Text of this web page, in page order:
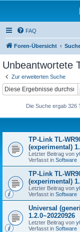
FAQ
Foren-Übersicht
Unbeantwortete
Zur erweiterten Suche
Die Suche ergab 326
TP-Link TL-
(experimental)
Letzter Beitrag von
Verfasst in Software
TP-Link TL-
(experimental)
Letzter Beitrag von
Verfasst in Software
Universal
1.2.0~20220926
Letzter Beitrag von
Verfasst in Software